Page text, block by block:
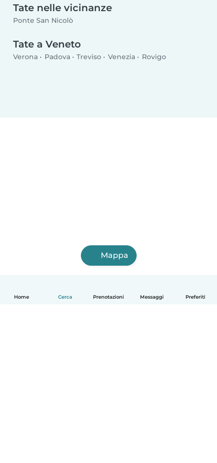
Home Cerca Prenotazioni Messaggi Preferiti
Tate nelle vicinanze
Ponte San Nicolò
Tate a Veneto
Verona Padova Treviso Venezia Rovigo
Mappa